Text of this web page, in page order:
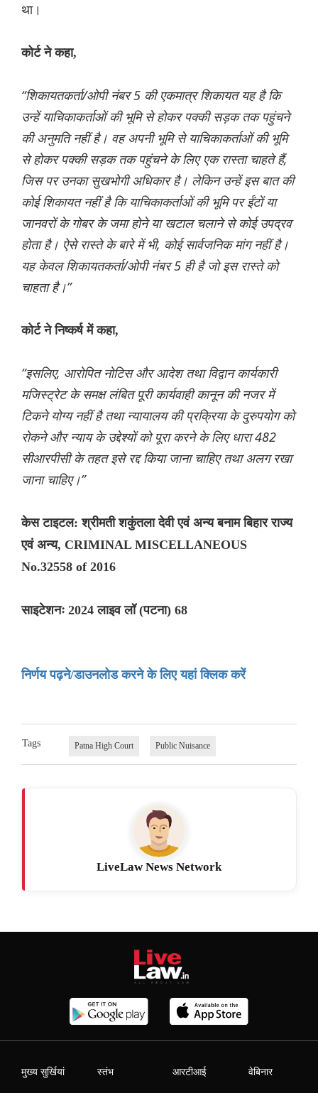
था।
कोर्ट ने कहा,
“शिकायतकर्ता/ओपी नंबर 5 की एकमात्र शिकायत यह है कि
उन्हें याचिकाकर्ताओं की भूमि से होकर पक्की सड़क तक पहुंचने
की अनुमति नहीं है। वह अपनी भूमि से याचिकाकर्ताओं की भूमि
से होकर पक्की सड़क तक पहुंचने के लिए एक रास्ता चाहते हैं,
जिस पर उनका सुखभोगी अधिकार है। लेकिन उन्हें इस बात की
कोई शिकायत नहीं है कि याचिकाकर्ताओं की भूमि पर ईंटों या
जानवरों के गोबर के जमा होने या खटाल चलाने से कोई उपद्रव
होता है। ऐसे रास्ते के बारे में भी, कोई सार्वजनिक मांग नहीं है।
यह केवल शिकायतकर्ता/ओपी नंबर 5 ही है जो इस रास्ते को
चाहता है।”
कोर्ट ने निष्‍कर्ष में कहा,
“इसलिए, आरोपित नोटिस और आदेश तथा विद्वान कार्यकारी
मजिस्ट्रेट के समक्ष लंबित पूरी कार्यवाही कानून की नजर में
टिकने योग्य नहीं है तथा न्यायालय की प्रक्रिया के दुरुपयोग को
रोकने और न्याय के उद्देश्यों को पूरा करने के लिए धारा 482
सीआरपीसी के तहत इसे रद्द किया जाना चाहिए तथा अलग रखा
जाना चाहिए।”
केस टाइटल: श्रीमती शकुंतला देवी एवं अन्य बनाम बिहार राज्य
एवं अन्य, CRIMINAL MISCELLANEOUS
No.32558 of 2016
साइटेशनः 2024 लाइव लॉ (पटना) 68
निर्णय पढ़ने/डाउनलोड करने के लिए यहां क्लिक करें
Tags Patna High Court Public Nuisance
LiveLaw News Network
मुख्य सुर्खियां स्तंभ आरटीआई वेबिनार